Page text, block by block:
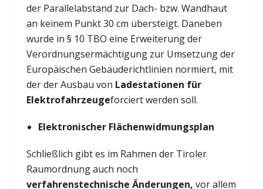
der Parallelabstand zur Dach- bzw. Wandhaut
an keinem Punkt 30 cm übersteigt. Daneben
wurde in § 10 TBO eine Erweiterung der
Verordnungsermächtigung zur Umsetzung der
Europäischen Gebäuderichtlinien normiert, mit
der der Ausbau von Ladestationen für
Elektrofahrzeugeforciert werden soll.
Elektronischer Flächenwidmungsplan
Schließlich gibt es im Rahmen der Tiroler
Raumordnung auch noch
verfahrenstechnische Änderungen, vor allem